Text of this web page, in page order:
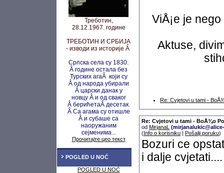
Треботин,
28.12.1967. године
ТРЕБОТИН И СРБИЈА
- изводи из историје Â
Српска села су 1830.
Â године остала без
Турских агаÂ који су
Â од народа убирали
Â царски данак у
новцу Â и од сваког
Â берићетаÂ десетак.
Â Са агама су отишле
Â и субаше са
наоружаним
сејменима...
Прочитајте цео текст
POGLED U NOĆ
POGLED U NOĆ
ViÅ¡e je
Aktuse,
Re: Cvjetovi u tami -
Re: Cvjetovi u tami - BoÅ¾o
od MirjanaL
(Info o korisniku | Pošalji poruku)
Bozuri ce
i dalje cvjetati....